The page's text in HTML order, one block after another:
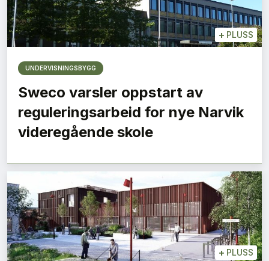
+ PLUSS
UNDERVISNINGSBYGG
Sweco varsler oppstart av
reguleringsarbeid for nye Narvik
videregående skole
+ PLUSS